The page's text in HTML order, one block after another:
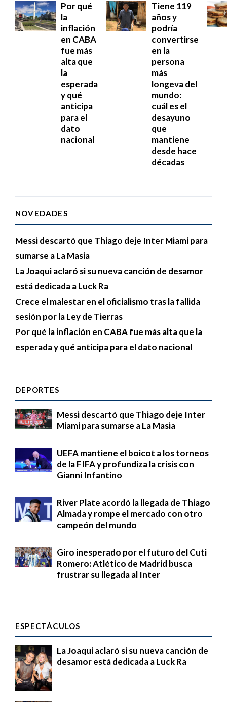
Por qué
la
inflación
en CABA
fue más
alta que
la
esperada
y qué
anticipa
para el
dato
nacional
Tiene 119
años y
podría
convertirse
en la
persona
más
longeva del
mundo:
cuál es el
desayuno
que
mantiene
desde hace
décadas
NOVEDADES
Messi descartó que Thiago deje Inter Miami para
sumarse a La Masia
La Joaqui aclaró si su nueva canción de desamor
está dedicada a Luck Ra
Crece el malestar en el oficialismo tras la fallida
sesión por la Ley de Tierras
Por qué la inflación en CABA fue más alta que la
esperada y qué anticipa para el dato nacional
DEPORTES
Messi descartó que Thiago deje Inter
Miami para sumarse a La Masia
UEFA mantiene el boicot a los torneos
de la FIFA y profundiza la crisis con
Gianni Infantino
River Plate acordó la llegada de Thiago
Almada y rompe el mercado con otro
campeón del mundo
Giro inesperado por el futuro del Cuti
Romero: Atlético de Madrid busca
frustrar su llegada al Inter
ESPECTÁCULOS
La Joaqui aclaró si su nueva canción de
desamor está dedicada a Luck Ra